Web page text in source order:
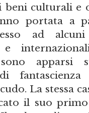
beni culturali e
portata a
ad alcuni
e
apparsi
La stessa
il suo